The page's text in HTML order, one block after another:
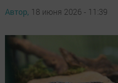
Автор, 18 июня 2026 - 11:39